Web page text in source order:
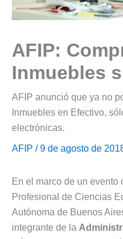
AFIP:
Inmuebles
AFIP anunció que ya no
Inmuebles en Efectivo,
electrónicas.
AFIP / 9 de agosto de
En el marco de un
Profesional de Ciencias
Autónoma de Buenos
integrante de la